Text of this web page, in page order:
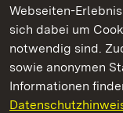
Webseiten-
sich dabei um
notwendig sind.
sowie anonymen
Informationen
Kommen.
Schloss und